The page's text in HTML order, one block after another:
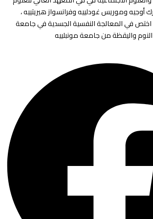
أوجيه وموريس غودلييه وفرانسواز هيريتييه ،
اختص في المعالجة النفسية الجسدية في جامعة